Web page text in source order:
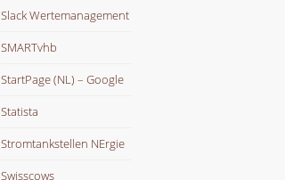
Slack Wertemanagement
SMARTvhb
StartPage (NL) – Google
Statista
Stromtankstellen NErgie
Swisscows